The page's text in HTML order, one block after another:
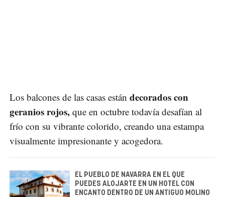
Los balcones de las casas están decorados con
geranios rojos, que en octubre todavía desafían al
frío con su vibrante colorido, creando una estampa
visualmente impresionante y acogedora.
EL PUEBLO DE NAVARRA EN EL QUE
PUEDES ALOJARTE EN UN HOTEL CON
ENCANTO DENTRO DE UN ANTIGUO MOLINO